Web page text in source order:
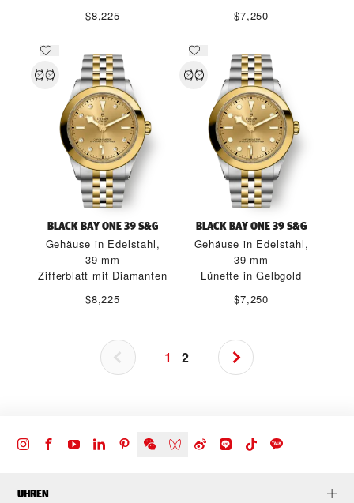
$8,225
$7,250
BLACK BAY ONE 39 S&G
Gehäuse in Edelstahl,
39 mm
Zifferblatt mit Diamanten
$8,225
BLACK BAY ONE 39 S&G
Gehäuse in Edelstahl,
39 mm
Lünette in Gelbgold
$7,250
1 2
UHREN